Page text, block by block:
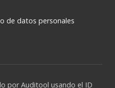
de datos personales
por Auditool usando el ID